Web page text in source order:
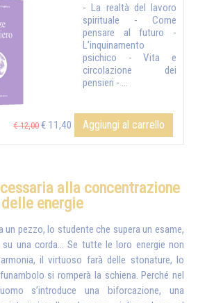
- La realtà del lavoro
spirituale - Come
pensare al futuro -
L’inquinamento
psichico - Vita e
circolazione dei
pensieri - ...
€ 12,00 € 11,40 Aggiungi al carrello
alla concentrazione
delle energie
pezzo, lo studente che supera un esame,
una corda… Se tutte le loro energie non
il virtuoso farà delle stonature, lo
si romperà la schiena. Perché nel
s’introduce una biforcazione, una